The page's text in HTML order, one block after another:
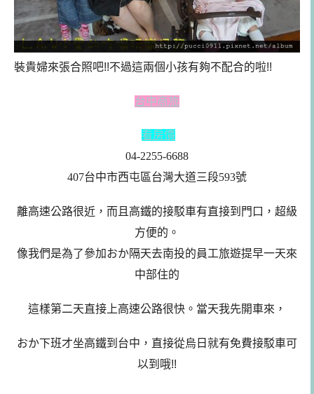
裝貴婦來張合照吧!!不過這兩個小孩有夠不配合的啦!!
台中商旅
看房價
04-2255-6688
407台中市西屯區台灣大道三段593號
離高速公路很近，而且高鐵的接駁車有直接到門口，超級
方便的。
像我們是為了參加おか隔天去南投的員工旅遊提早一天來
中部住的
這樣第二天直接上高速公路很快。當天我先開車來，
おか下班才坐高鐵到台中，直接從烏日就有免費接駁車可
以到哦!!